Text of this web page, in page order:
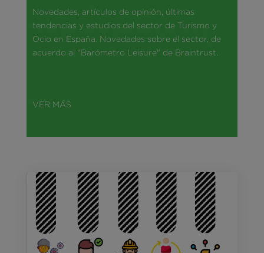
Novedades, artículos de opinión, últimas
tendencias y estudios del sector de Turismo y
Ocio en España. Novedades sobre el sector, de
acuerdo al "Barómetro Leisure" de Braintrust.
VER MÁS